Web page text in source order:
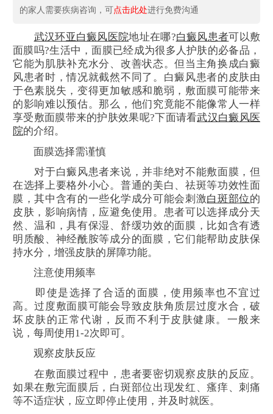
的家人需要疾病咨询，可点击此处进行免费沟通
武汉环亚白癜风医院地址在哪?白癜风患者可以敷
面膜吗?生活中，面膜已经成为很多人护肤的必备品，
它能为肌肤补充水分、改善状态。但当主角换成白癜
风患者时，情况就截然不同了。白癜风患者的皮肤由
于色素脱失，变得更加敏感和脆弱，敷面膜可能带来
的影响难以预估。那么，他们究竟能不能像常人一样
享受敷面膜带来的护肤效果呢?下面请看武汉白癜风医
院的介绍。
面膜选择需谨慎
对于白癜风患者来说，并非绝对不能敷面膜，但
在选择上要格外小心。普通的美白、祛斑等功效性面
膜，其中含有的一些化学成分可能会刺激白斑部位的
皮肤，影响病情，应避免使用。患者可以选择成分天
然、温和，具有保湿、舒缓功效的面膜，比如含有透
明质酸、神经酰胺等成分的面膜，它们能帮助皮肤保
持水分，增强皮肤的屏障功能。
注意使用频率
即使是选择了合适的面膜，使用频率也不宜过
高。过度敷面膜可能会导致皮肤角质层过度水合，破
坏皮肤的正常代谢，反而不利于皮肤健康。一般来
说，每周使用1-2次即可。
观察皮肤反应
在敷面膜过程中，患者要密切观察皮肤的反应。
如果在敷完面膜后，白斑部位出现发红、瘙痒、刺痛
等不适症状，应立即停止使用，并及时就医。